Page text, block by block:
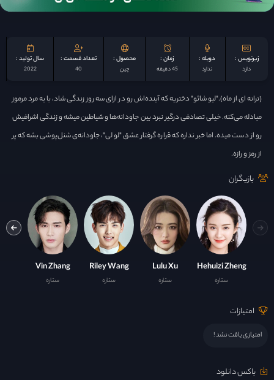
زیرنویس :
دارد
دوبله :
ندارد
زمان :
45 دقیقه
محصول :
چين
تعداد قسمت :
40
سال تولید :
2022
(ترانه ای از ماه)."لیو شائو" دختریه که آینده‌‌اش رو در ازای سه روز زندگی شاد، با یه مرد مرموز
مبادله می‌کنه. خیلی تصادفی درگیر نبرد بین جاودانه‌ها و شیاطین میشه و زندگی اشرافیش
رو از دست میده. اما خبر نداره که قراره گرفتار عشق "لو لی"، جاودانه‌ی شنل‌پوشی بشه که پر
از رمز و رازه.
بازیگران
Hehuizi Zheng
ستاره
Lulu Xu
ستاره
Riley Wang
ستاره
Vin Zhang
ستاره
امتیازات
امتیازی یافت نشد !
باکس دانلود